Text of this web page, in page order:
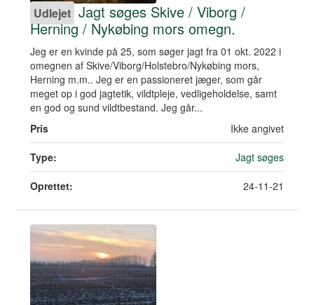
Udlejet Jagt søges Skive / Viborg /
Herning / Nykøbing mors omegn.
Jeg er en kvinde på 25, som søger jagt fra 01 okt. 2022 i
omegnen af Skive/Viborg/Holstebro/Nykøbing mors,
Herning m.m.. Jeg er en passioneret jæger, som går
meget op i god jagtetik, vildtpleje, vedligeholdelse, samt
en god og sund vildtbestand. Jeg går...
Pris
Ikke angivet
Type: Jagt søges
Oprettet: 24-11-21